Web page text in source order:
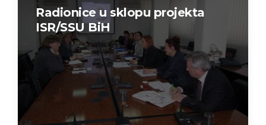
Radionice u sklopu projekta
ISR/SSU BiH